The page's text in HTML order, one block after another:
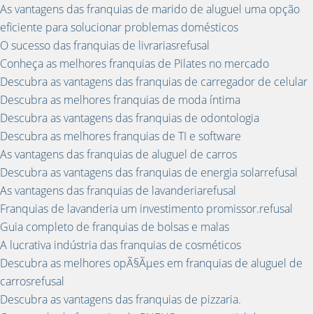
As vantagens das franquias de marido de aluguel uma opção
eficiente para solucionar problemas domésticos
O sucesso das franquias de livrariasrefusal
Conheça as melhores franquias de Pilates no mercado
Descubra as vantagens das franquias de carregador de celular
Descubra as melhores franquias de moda íntima
Descubra as vantagens das franquias de odontologia
Descubra as melhores franquias de TI e software
As vantagens das franquias de aluguel de carros
Descubra as vantagens das franquias de energia solarrefusal
As vantagens das franquias de lavanderiarefusal
Franquias de lavanderia um investimento promissor.refusal
Guia completo de franquias de bolsas e malas
A lucrativa indústria das franquias de cosméticos
Descubra as melhores opÃ§Ãµes em franquias de aluguel de
carrosrefusal
Descubra as vantagens das franquias de pizzaria.